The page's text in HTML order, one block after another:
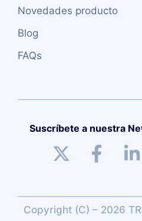
Novedades producto
Blog
FAQs
Suscríbete a nuestra
Copyright (C) – 2026